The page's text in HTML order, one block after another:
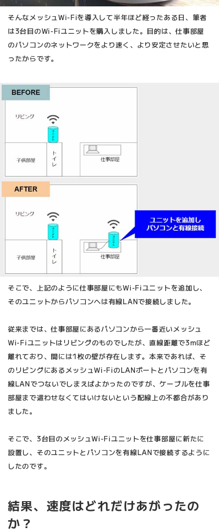
そんなメッシュWi-Fiを導入して半年ほど経ったある日、筆者
は3台目のWi-Fiユニットを購入しました。目的は、仕事部屋
のパソコンのネットワークをより速く、より安定させたいと思
ったからです。
そこで、上記のように仕事部屋にもWi-Fiユニットを追加し、
そのユニットからパソコンへは有線LANで接続しました。
従来までは、仕事部屋にあるパソコンから一番近いメッシュ
Wi-Fiユニットはリビングのものでしたが、直線距離で3mほど
離れており、間には1枚の壁が存在します。本来であれば、そ
のリビングにあるメッシュWi-FiのLANポートとパソコンを有
線LANでつないでしまえばよかったのですが、ケーブルを仕事
部屋まで這わせなくてはいけないという配線上の不都合があり
ました。
そこで、3台目のメッシュWi-Fiユニットを仕事部屋に新たに
設置し、そのユニットとパソコンを有線LANで接続するように
したのです。
結果、速度はどれだけあがったの
か？